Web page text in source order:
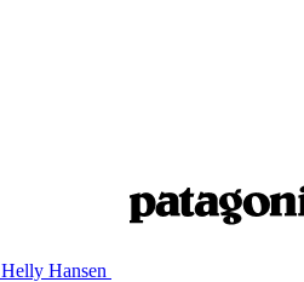
Helly Hansen